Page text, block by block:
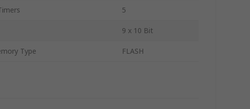
5
9 x 10 Bit
Type FLASH